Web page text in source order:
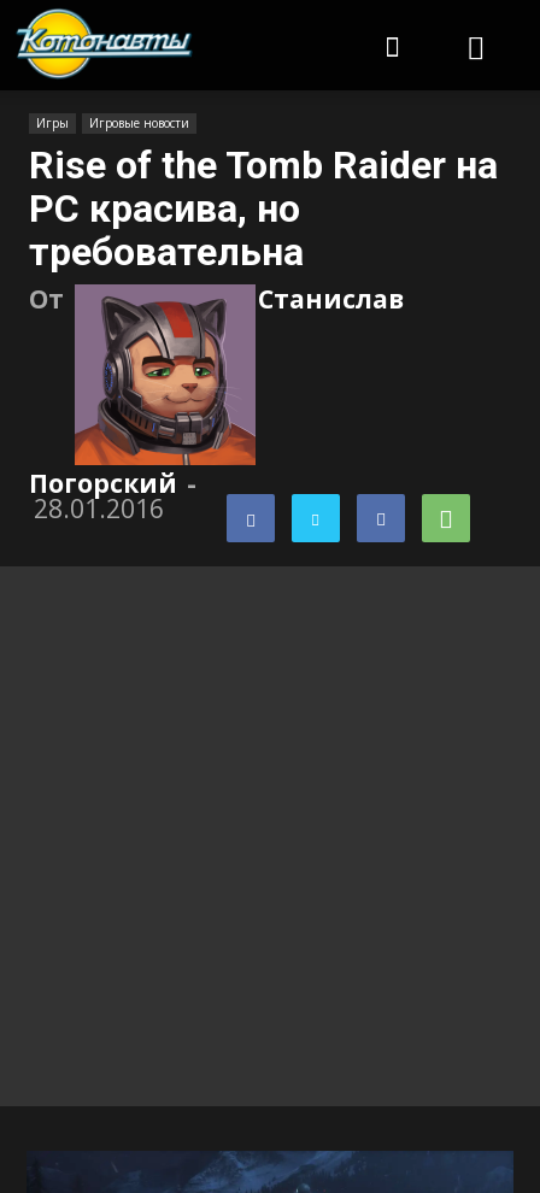
Игры Игровые новости
Rise of the Tomb Raider на
PC красива, но
требовательна
От Станислав
Погорский -
28.01.2016